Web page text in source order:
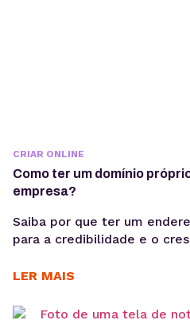
CRIAR ONLINE
Como ter um domínio
empresa?
Saiba por que ter um
para a credibilidade e o
custos envolvidos e
lançar o site da sua
LER MAIS